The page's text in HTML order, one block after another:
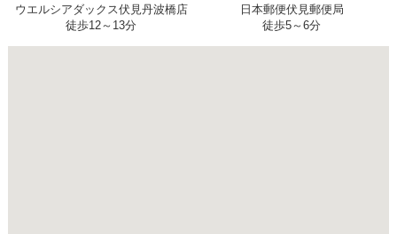
ウエルシアダックス伏見丹波橋店
徒歩12～13分
日本郵便伏見郵便局
徒歩5～6分